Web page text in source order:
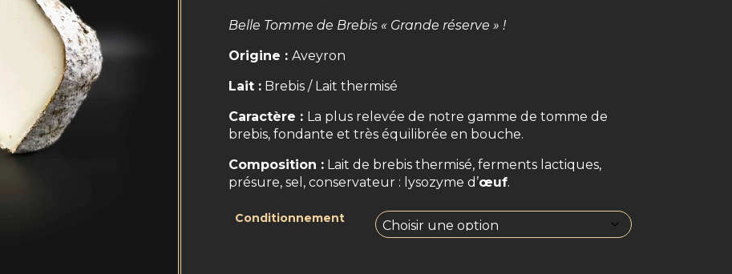
Belle Tomme de Brebis « Grande réserve » !
Origine : Aveyron
Lait :Brebis / Lait thermisé
Caractère : La plus relevée de notre gamme de tomme de
brebis, fondante et très équilibrée en bouche.
Composition :Lait de brebis thermisé, ferments lactiques,
présure, sel, conservateur : lysozyme d’œuf.
Conditionnement